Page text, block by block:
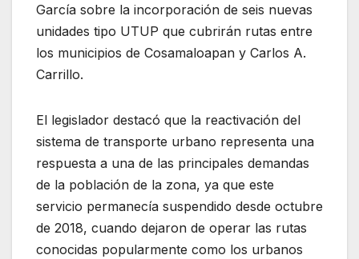
García sobre la incorporación de seis nuevas
unidades tipo UTUP que cubrirán rutas entre
los municipios de Cosamaloapan y Carlos A.
Carrillo.
El legislador destacó que la reactivación del
sistema de transporte urbano representa una
respuesta a una de las principales demandas
de la población de la zona, ya que este
servicio permanecía suspendido desde octubre
de 2018, cuando dejaron de operar las rutas
conocidas popularmente como los urbanos